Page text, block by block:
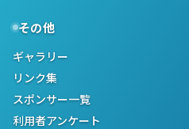
その他
ギャラリー
リンク集
スポンサー一覧
利用者アンケート